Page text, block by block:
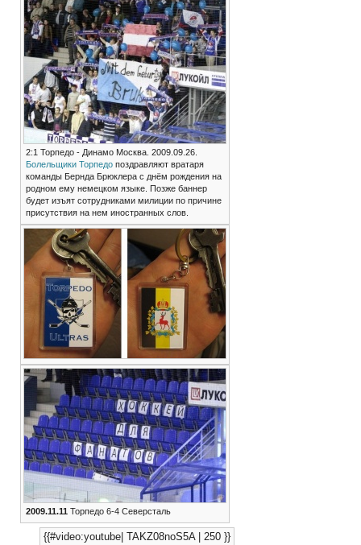
2:1 Торпедо - Динамо Москва. 2009.09.26.
Болельщики Торпедопоздравляют вратаря
команды Бернда Брюклера с днём рождения на
родном ему немецком языке. Позже баннер
будет изъят сотрудниками милиции по причине
присутствия на нем иностранных слов.
2009.11.11 Торпедо 6-4 Северсталь
{{#video:youtube| TAKZ08noS5A | 250 }}